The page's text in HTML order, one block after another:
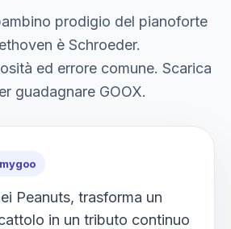
prodigio del pianoforte
è Schroeder.
ed errore comune. Scarica
guadagnare GOOX.
Peanuts, trasforma un
in un tributo continuo